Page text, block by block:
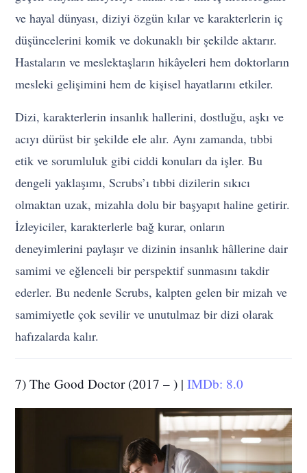
ve hayal dünyası, diziyi özgün kılar ve karakterlerin iç
düşüncelerini komik ve dokunaklı bir şekilde aktarır.
Hastaların ve meslektaşların hikâyeleri hem doktorların
mesleki gelişimini hem de kişisel hayatlarını etkiler.
Dizi, karakterlerin insanlık hallerini, dostluğu, aşkı ve
acıyı dürüst bir şekilde ele alır. Aynı zamanda, tıbbi
etik ve sorumluluk gibi ciddi konuları da işler. Bu
dengeli yaklaşımı, Scrubs’ı tıbbi dizilerin sıkıcı
olmaktan uzak, mizahla dolu bir başyapıt haline getirir.
İzleyiciler, karakterlerle bağ kurar, onların
deneyimlerini paylaşır ve dizinin insanlık hâllerine dair
samimi ve eğlenceli bir perspektif sunmasını takdir
ederler. Bu nedenle Scrubs, kalpten gelen bir mizah ve
samimiyetle çok sevilir ve unutulmaz bir dizi olarak
hafızalarda kalır.
7) The Good Doctor (2017 – ) |IMDb: 8.0